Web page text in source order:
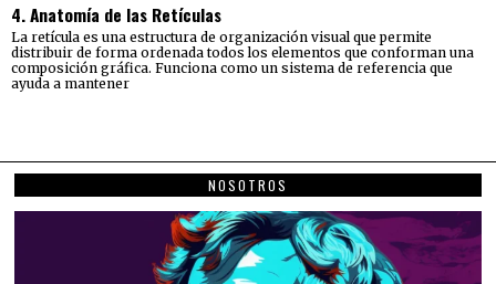
4. Anatomía de las Retículas
La retícula es una estructura de organización visual que permite
distribuir de forma ordenada todos los elementos que conforman una
composición gráfica. Funciona como un sistema de referencia que
ayuda a mantener
NOSOTROS